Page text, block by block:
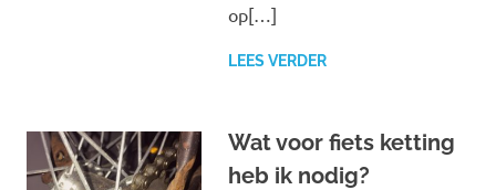
op[…]
LEES VERDER
Wat voor fiets ketting
heb ik nodig?